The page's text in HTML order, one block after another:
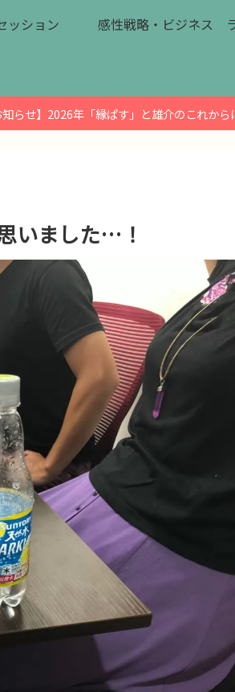
ッション 感性戦略・ビジネス
知らせ】2026年「縁ぱす」と雄介のこれから
いました…！